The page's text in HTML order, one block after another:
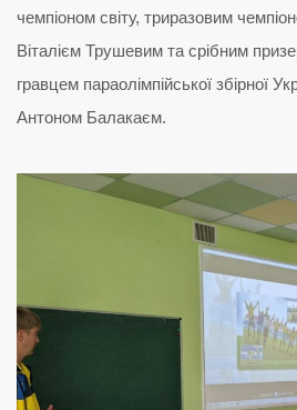
чемпіоном світу, триразовим
Віталієм Трушевим та срібним
гравцем параолімпійської збірної
Антоном Балакаєм.